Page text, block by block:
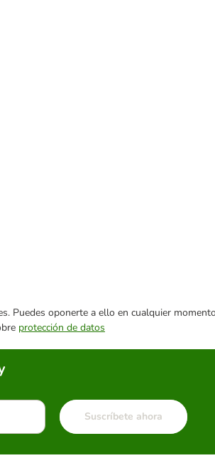
Puedes oponerte a ello en cualquier
protección de datos
Suscríbete ahora